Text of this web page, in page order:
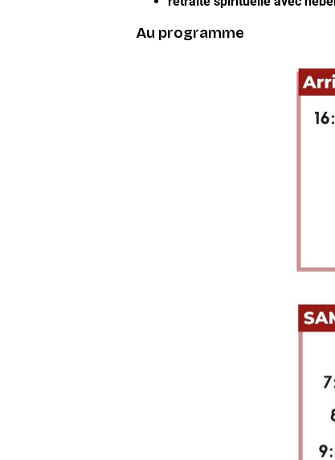
Au programme